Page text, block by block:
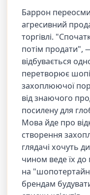
Баррон
агресивний
торгівлі.
потім продати",
відбувається
перетворює
захоплюючої
від знаючого
посилену для
Мова йде про
створення
глядачі хочуть
чином веде їх
на
брендам